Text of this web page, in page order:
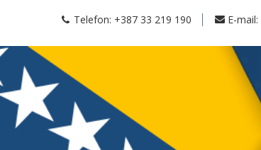
Telefon: +387 33 219 190 E-mail: